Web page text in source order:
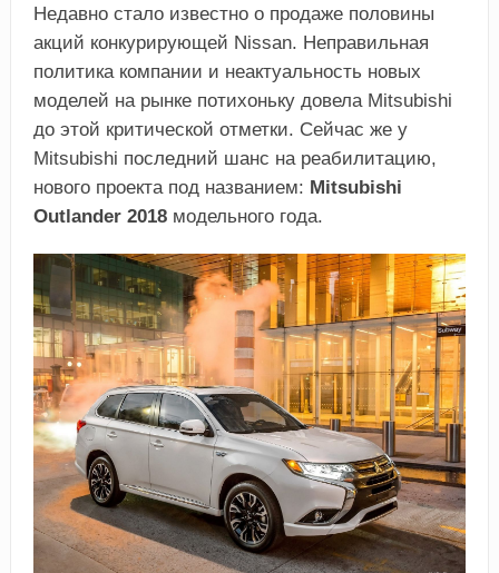
Недавно стало известно о продаже половины
акций конкурирующей Nissan. Неправильная
политика компании и неактуальность новых
моделей на рынке потихоньку довела Mitsubishi
до этой критической отметки. Сейчас же у
Mitsubishi последний шанс на реабилитацию,
нового проекта под названием: Mitsubishi
Outlander 2018модельного года.